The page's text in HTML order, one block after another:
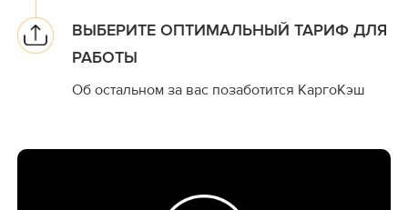
ВЫБЕРИТЕ ОПТИМАЛЬНЫЙ ТАРИФ ДЛЯ
РАБОТЫ
Об остальном за вас позаботится КаргоКэш